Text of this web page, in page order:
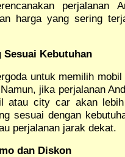
harga yang sering
Kebutuhan
untuk memilih
jika perjalanan
atau city car akan
sesuai dengan
perjalanan jarak dekat.
dan Diskon